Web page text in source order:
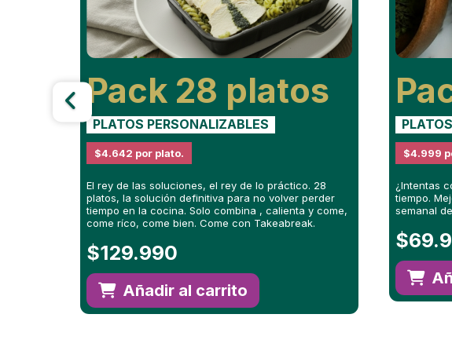
Pack 28 platos
PLATOS PERSONALIZABLES
$4.642 por plato.
El rey de las soluciones, el rey de lo práctico. 28
platos, la solución definitiva para no volver perder
tiempo en la cocina. Solo combina , calienta y come,
come ríco, come bien. Come con Takeabreak.
$129.990
Añadir al carrito
$4.999
¿Intentas
tiempo.
semanal
$